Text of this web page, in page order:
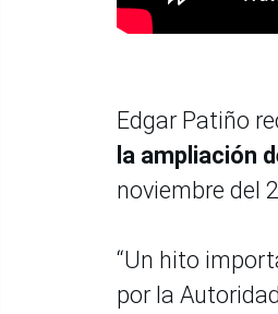
Edgar Patiño
la ampliación
noviembre del
“Un hito
por la